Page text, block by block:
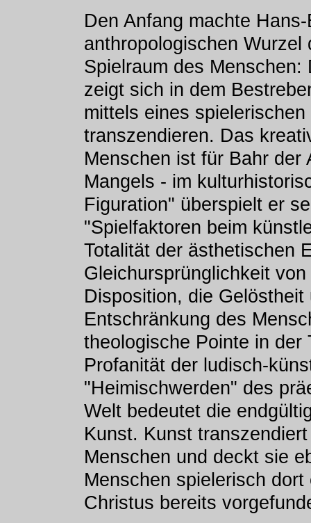
Den Anfang machte
anthropologischen
Spielraum des
zeigt sich in dem
mittels eines
transzendieren. Das
Menschen ist für Bahr der
Mangels - im
Figuration" überspielt er
"Spielfaktoren beim
Totalität der ästhetischen
Gleichursprünglichkeit
Disposition, die
Entschränkung des
theologische Pointe in
Profanität der ludisch-
"Heimischwerden" des
Welt bedeutet die
Kunst. Kunst
Menschen und deckt sie
Menschen spielerisch
Christus bereits